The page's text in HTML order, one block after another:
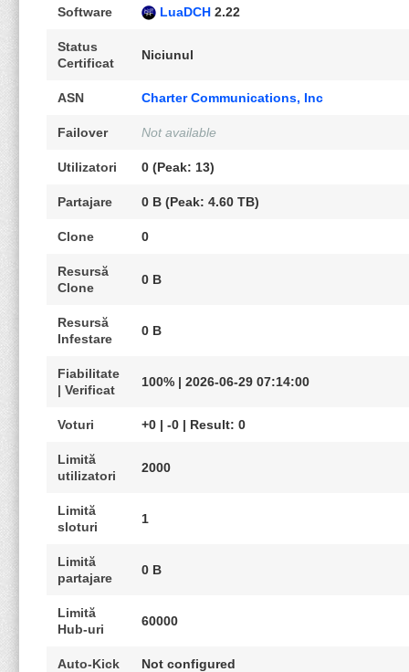
Software LuaDCH 2.22
Status
Certificat
Niciunul
ASN Charter Communications, Inc
Failover Not available
Utilizatori 0 (Peak: 13)
Partajare 0 B (Peak: 4.60 TB)
Clone 0
Resursă
Clone
0 B
Resursă
Infestare
0 B
Fiabilitate
| Verificat
100% | 2026-06-29 07:14:00
Voturi +0 | -0 | Result: 0
Limită
utilizatori
2000
Limită
sloturi
1
Limită
partajare
0 B
Limită
Hub-uri
60000
Auto-Kick Not configured